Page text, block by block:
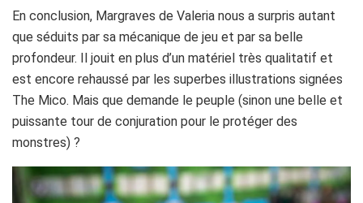
En conclusion, Margraves de Valeria nous a surpris autant
que séduits par sa mécanique de jeu et par sa belle
profondeur. Il jouit en plus d’un matériel très qualitatif et
est encore rehaussé par les superbes illustrations signées
The Mico. Mais que demande le peuple (sinon une belle et
puissante tour de conjuration pour le protéger des
monstres) ?